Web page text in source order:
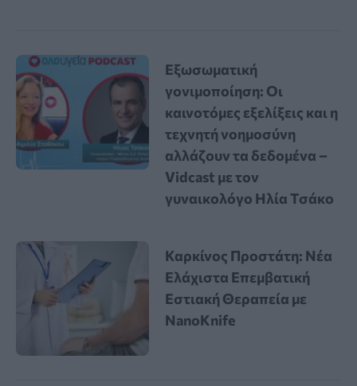
Εξωσωματική
γονιμοποίηση: Οι
καινοτόμες εξελίξεις και η
τεχνητή νοημοσύνη
αλλάζουν τα δεδομένα –
Vidcast με τον
γυναικολόγο Ηλία Τσάκο
Καρκίνος Προστάτη: Νέα
Ελάχιστα Επεμβατική
Εστιακή Θεραπεία με
NanoKnife